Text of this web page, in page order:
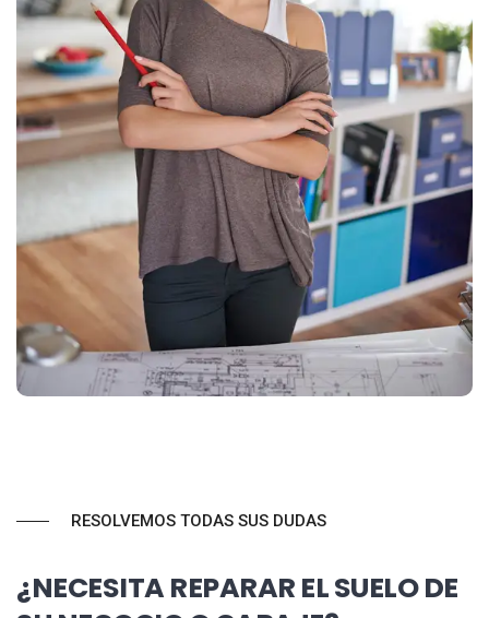
RESOLVEMOS TODAS SUS DUDAS
¿NECESITA REPARAR EL SUELO DE